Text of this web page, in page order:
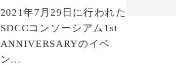
2021年7月29日に行われた
SDCCコンソーシアム1st
ANNIVERSARYのイベ
ン...